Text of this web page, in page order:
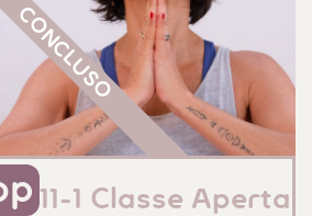
CONCLUSO
11-1 Classe Aperta